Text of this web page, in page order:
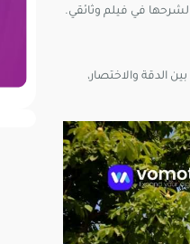
لشرحها في فيلم وثائقي.
بين الدقة والاختصار،